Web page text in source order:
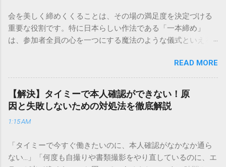
本全国に広範なネットワークを持つ大手運送会社です。特に
重量物や大型の荷物、そして企業間の輸送において圧倒的な
実績を誇ります。 個人で利用する場合、他の宅配業者と少し
いう特徴があります。地域に密着した各拠点が配送をコント
ロールしているため、現場の状況に合わせた柔軟な相談がし
やすいのがメリットです。まずは、今抱えている悩みがどの
サービスで解決できるかを確認していきましょう。 1. 荷物の
るのが最も効率的です。現在の荷物がいったいどこにあるの
か、いつ届く予定なのかは、お手元の番号一つで判明しま
す。 伝票番号（お問い合わせ番号）を準備する : 送り状（伝
会を美しく締めくくることは、その場の満足度を決定づける
重要な役割です。特に日本らしい作法である「一本締め」
は、参加者全員の心を一つにする魔法のような儀式といえる
「手拍子のリズムに自信がない」と不安を感じる方も多いは
ずです。この記事では、ビジネスからカジュアルな集まりま
で、どのような場面でも堂々と立ち振る舞えるための「一本
締め」の作法を、基礎知識から具体的なセリフ例まで丁寧に
解説します。 一本締めとは？その本質と効果 一本締めは、単
に手を叩いて終わらせる作業ではありません。その時間、そ
て刻み込む伝統的な儀礼です。 一本締めがもたらすポジティ
ブな効果 一体感の創出 参加者全員が一斉に同じリズムを刻む
READ MORE
【解決】タイミーで本人確認ができない！原
因と失敗しないための対処法を徹底解説
1:15 AM
「タイミーで今すぐ働きたいのに、本人確認がなかなか通ら
ない…」「何度も自撮りや書類撮影をやり直しているのに、エ